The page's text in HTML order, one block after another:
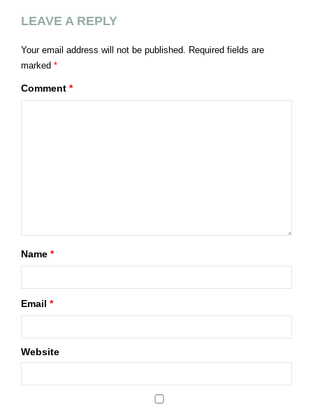
LEAVE A REPLY
Your email address will not be published. Required fields are
marked *
Comment *
Name *
Email *
Website